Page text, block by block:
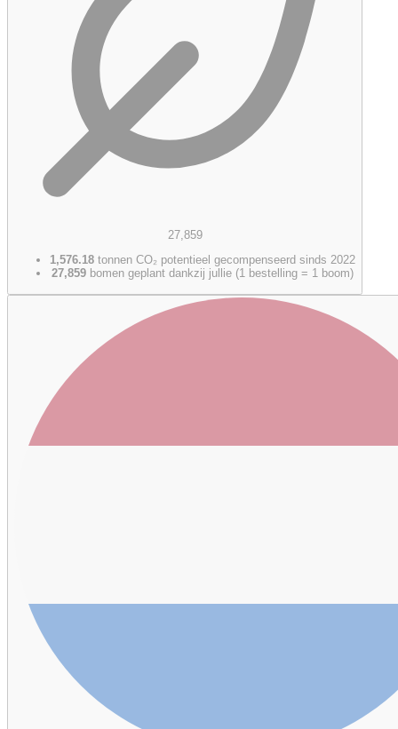
27,859
1,576.18 tonnen CO₂ potentieel gecompenseerd sinds 2022
27,859 bomen geplant dankzij jullie (1 bestelling = 1 boom)